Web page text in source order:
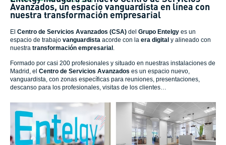
Avanzados, un espacio vanguardista en línea con
nuestra transformación empresarial
El Centro de Servicios Avanzados (CSA) del Grupo Entelgy es un
espacio de trabajo vanguardista acorde con la era digital y alineado con
nuestra transformación empresarial .
Formado por casi 200 profesionales y situado en nuestras instalaciones de
Madrid, el Centro de Servicios Avanzados es un espacio nuevo,
vanguardista, con zonas específicas para reuniones, presentaciones,
descanso para los profesionales, visitas de los clientes…